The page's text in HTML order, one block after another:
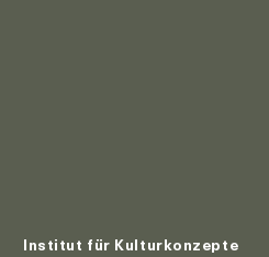
Institut für Kulturkonzepte